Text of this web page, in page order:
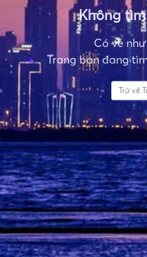
Không
Có vẻ
Trang bạn đang
Trở về